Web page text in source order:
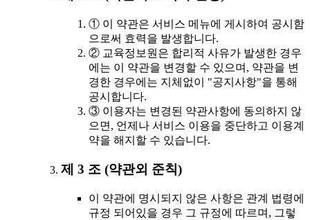
① 이 약관은 서비스 메뉴에 게시하여 공시함
으로써 효력을 발생합니다.
② 교육정보원은 합리적 사유가 발생한 경우
에는 이 약관을 변경할 수 있으며, 약관을 변
경한 경우에는 지체없이 "공지사항"을 통해
공시합니다.
③ 이용자는 변경된 약관사항에 동의하지 않
으면, 언제나 서비스 이용을 중단하고 이용계
약을 해지할 수 있습니다.
제 3 조 (약관외 준칙)
이 약관에 명시되지 않은 사항은 관계 법령에
규정 되어있을 경우 그 규정에 따르며, 그렇